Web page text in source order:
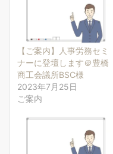
【ご案内】人事労務セミ
ナーに登壇します＠豊橋
商工会議所BSC様
2023年7月25日
ご案内